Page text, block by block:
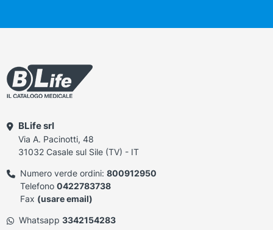
BLife srl
Via A. Pacinotti, 48
31032 Casale sul Sile (TV) - IT
Numero verde ordini: 800912950
Telefono 0422783738
Fax (usare email)
Whatsapp 3342154283